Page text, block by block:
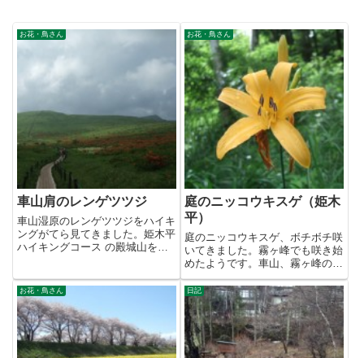
お花・鳥さん
車山肩のレンゲツツジ
車山湿原のレンゲツツジをハイキ
ングがてら見てきました。姫木平
ハイキングコース の殿城山を登
お花・鳥さん
庭のニッコウキスゲ（姫木
平）
庭のニッコウキスゲ、ボチボチ咲
いてきました。霧ヶ峰でも咲き始
めたようです。車山、霧ヶ峰の見
頃は、例年7月中旬です。2枚目...
お花・鳥さん 日記